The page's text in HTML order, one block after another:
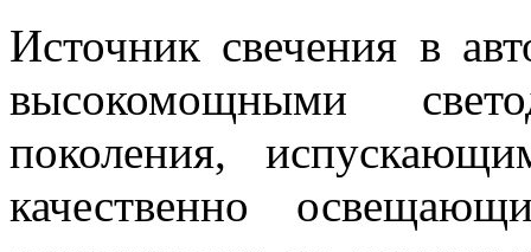
Источник свечения в
высокомощными
поколения,
качественно